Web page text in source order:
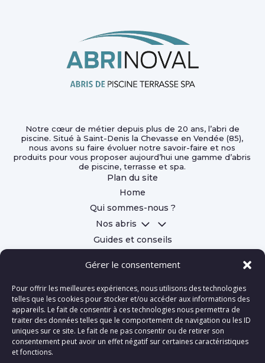
Gérer le consentement
Pour offrir les meilleures expériences, nous utilisons des technologies
telles que les cookies pour stocker et/ou accéder aux informations des
appareils. Le fait de consentir à ces technologies nous permettra de
traiter des données telles que le comportement de navigation ou les ID
uniques sur ce site. Le fait de ne pas consentir ou de retirer son
consentement peut avoir un effet négatif sur certaines caractéristiques
et fonctions.
Notre cœur de métier depuis plus de 20 ans, l’abri de
piscine. Situé à Saint-Denis la Chevasse en Vendée (85),
nous avons su faire évoluer notre savoir-faire et nos
produits pour vous proposer aujourd’hui une gamme d’abris
de piscine, terrasse et spa.
Plan du site
Home
Qui sommes-nous ?
Nos abris
3
Guides et conseils


